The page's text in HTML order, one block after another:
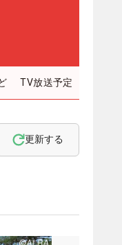
TV放送予定
更新する